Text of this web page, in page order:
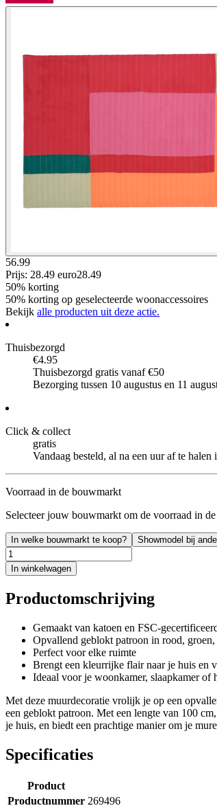
56.99
Prijs: 28.49 euro28.49
50% korting
50% korting op geselecteerde woonaccessoires
Bekijk alle producten uit deze actie.
Thuisbezorgd
€4.95
Thuisbezorgd gratis vanaf €50
Bezorging tussen 10 augustus en 11
Click & collect
gratis
Vandaag besteld, al na een uur af te
Voorraad in de bouwmarkt
Selecteer jouw bouwmarkt om de voorraad in
In welke bouwmarkt te koop? Showmodel bij
In winkelwagen
Productomschrijving
Gemaakt van katoen en FSC-
Opvallend geblokt patroon in rood, groen,
Perfect voor elke ruimte
Brengt een kleurrijke flair naar je huis en
Ideaal voor je woonkamer, slaapkamer of
Met deze muurdecoratie vrolijk je op een
een geblokt patroon. Met een lengte van 100
je huis, en biedt een prachtige manier om je
Specificaties
Product
Productnummer 269496